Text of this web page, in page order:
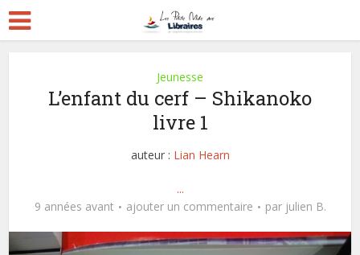
Jeunesse
L’enfant du cerf – Shikanoko
livre 1
auteur : Lian Hearn
...
9 années avant
ajouter un commentaire par julien B.